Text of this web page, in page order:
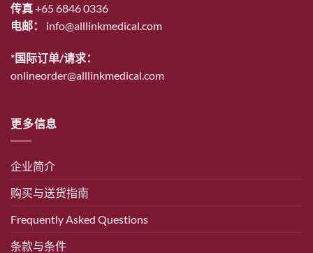
传真+65 6846 0336
电邮： info@alllinkmedical.com
*国际订单/请求：
onlineorder@alllinkmedical.com
更多信息
企业简介
购买与送货指南
Frequently Asked Questions
条款与条件